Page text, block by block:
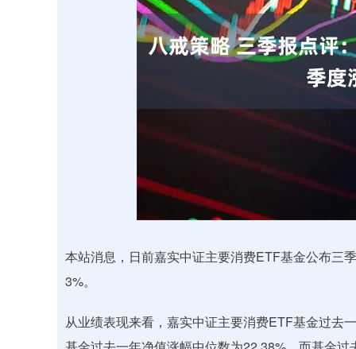
本站消息，日前嘉实中证主要消费ETF基金公布三
3%。
从业绩表现来看，嘉实中证主要消费ETF基金过去
0.57% 深证成指 14110.12